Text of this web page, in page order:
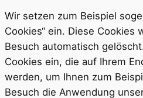
Wir setzen zum Beispiel
Cookies“ ein. Diese Cookies
Besuch automatisch
Cookies ein, die auf Ihrem
werden, um Ihnen zum
Besuch die Anwendung